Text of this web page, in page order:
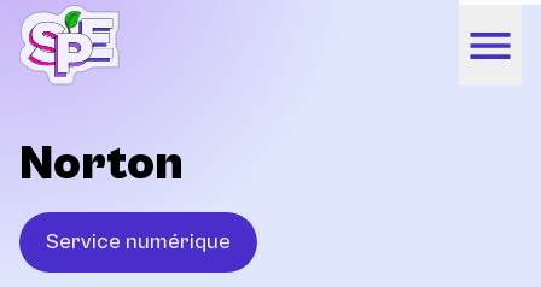
Norton
Service numérique